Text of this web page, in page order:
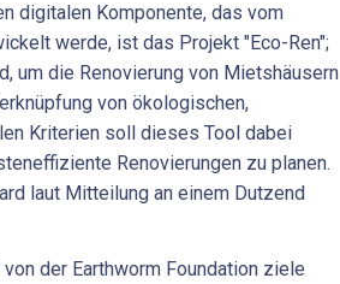
digitalen Komponente, das vom
werde, ist das Projekt "Eco-Ren";
um die Renovierung von Mietshäusern
von ökologischen,
Kriterien soll dieses Tool dabei
Renovierungen zu planen.
laut Mitteilung an einem Dutzend
der Earthworm Foundation ziele